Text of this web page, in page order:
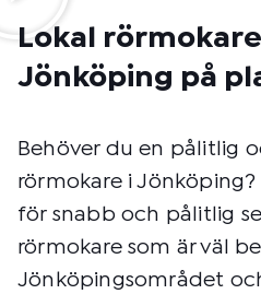
Lokal
Jönköping på
Behöver du en pålitlig
rörmokare i
för snabb och pålitlig
rörmokare som är väl
Jönköpingsområdet